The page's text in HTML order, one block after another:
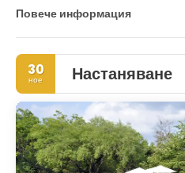
Заради местоположението си на
Основните атракции на
най-добре запазен комплекс
Ланка и международният
известен с това, че е построен
Районът се гордее с най-
Южна Азия и гората от
Повече информация
30
ное Настаняване